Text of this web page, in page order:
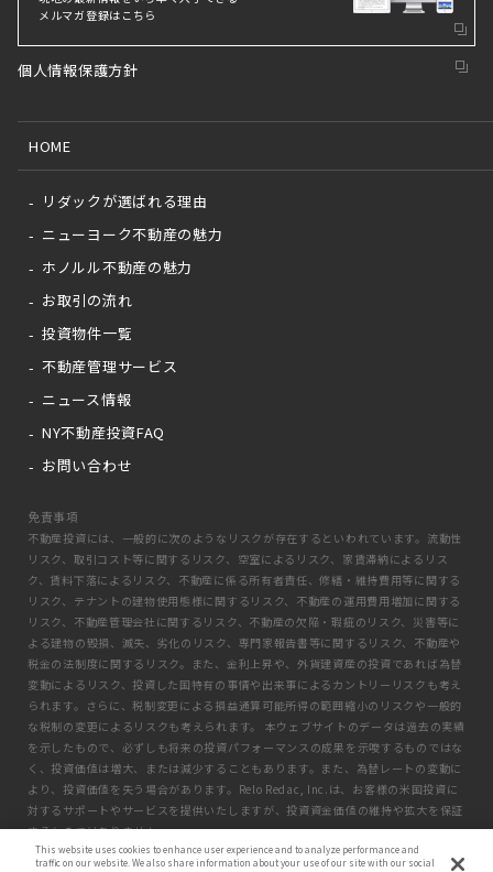
メルマガ登録はこちら
個人情報保護方針
HOME
リダックが選ばれる理由
ニューヨーク不動産の魅力
ホノルル不動産の魅力
お取引の流れ
投資物件一覧
不動産管理サービス
ニュース情報
NY不動産投資FAQ
お問い合わせ
免責事項
不動産投資には、一般的に次のようなリスクが存在するといわれています。流動性
リスク、取引コスト等に関するリスク、空室によるリスク、家賃滞納によるリス
ク、賃料下落によるリスク、不動産に係る所有者責任、修繕・維持費用等に関する
リスク、テナントの建物使用態様に関するリスク、不動産の運用費用増加に関する
リスク、不動産管理会社に関するリスク、不動産の欠陥・瑕疵のリスク、災害等に
よる建物の毀損、滅失、劣化のリスク、専門家報告書等に関するリスク、不動産や
税金の法制度に関するリスク。また、金利上昇や、外貨建資産の投資であれば為替
変動によるリスク、投資した国特有の事情や出来事によるカントリーリスクも考え
られます。さらに、税制変更による損益通算可能所得の範囲縮小のリスクや一般的
な税制の変更によるリスクも考えられます。 本ウェブサイトのデータは過去の実績
を示したもので、必ずしも将来の投資パフォーマンスの成果を示唆するものではな
く、投資価値は増大、または減少することもあります。また、為替レートの変動に
より、投資価値を失う場合があります。Relo Redac, Inc.は、お客様の米国投資に
対するサポートやサービスを提供いたしますが、投資資金価値の維持や拡大を保証
するものではありません。
This website uses cookies to enhance user experience and to analyze performance and
traffic on our website. We also share information about your use of our site with our social